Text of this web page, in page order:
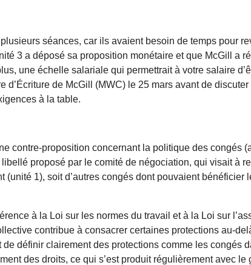
séances, car ils avaient besoin de temps pour
3 a déposé sa proposition monétaire et que McGill a
une échelle salariale qui permettrait à votre salaire
d’Écriture de McGill (MWC) le 25 mars avant de
à la table.
contre-proposition concernant la politique des congés
proposé par le comité de négociation, qui visait à
(unité 1), soit d’autres congés dont pouvaient
à la Loi sur les normes du travail et à la Loi sur
contribue à consacrer certaines protections au-
définir clairement des protections comme les congés
des droits, ce qui s’est produit régulièrement avec le